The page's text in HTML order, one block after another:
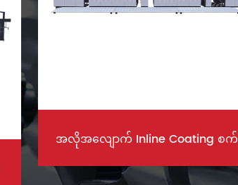
အလိုအလျောက် Multi- ရည်ရွယ်ချက်